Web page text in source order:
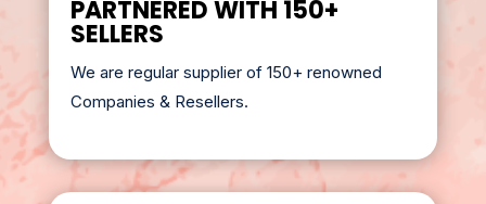
PARTNERED WITH 150+
SELLERS
We are regular supplier of 150+ renowned
Companies & Resellers.